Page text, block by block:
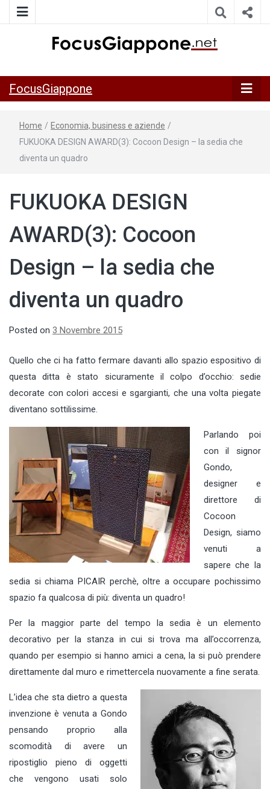
della Japan Italy Economic Federation
FocusGiappone
Home / Economia, business e aziende /
FUKUOKA DESIGN AWARD(3): Cocoon Design – la sedia che
diventa un quadro
FUKUOKA DESIGN
AWARD(3): Cocoon
Design – la sedia che
diventa un quadro
Posted on 3 Novembre 2015
Quello che ci ha fatto fermare davanti allo spazio espositivo di
questa ditta è stato sicuramente il colpo d’occhio: sedie
decorate con colori accesi e sgargianti, che una volta piegate
diventano sottilissime.
Parlando poi
con il signor
Gondo,
designer e
direttore di
Cocoon
Design, siamo
venuti a
sapere che la
sedia si chiama PICAIR perchè, oltre a occupare pochissimo
spazio fa qualcosa di più: diventa un quadro!
Per la maggior parte del tempo la sedia è un elemento
decorativo per la stanza in cui si trova ma all’occorrenza,
quando per esempio si hanno amici a cena, la si può prendere
direttamente dal muro e rimettercela nuovamente a fine serata.
L’idea che sta dietro a questa
invenzione è venuta a Gondo
pensando proprio alla
scomodità di avere un
ripostiglio pieno di oggetti
che vengono usati solo